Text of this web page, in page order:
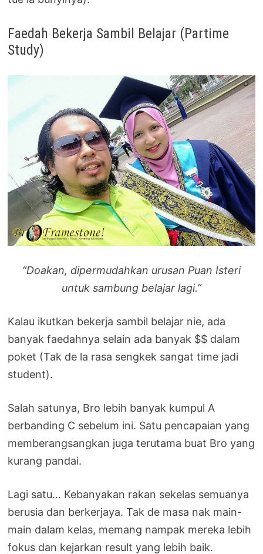
Faedah Bekerja Sambil Belajar (Partime
Study)
“Doakan, dipermudahkan urusan Puan Isteri
untuk sambung belajar lagi.”
Kalau ikutkan bekerja sambil belajar nie, ada
banyak faedahnya selain ada banyak $$ dalam
poket (Tak de la rasa sengkek sangat time jadi
student).
Salah satunya, Bro lebih banyak kumpul A
berbanding C sebelum ini. Satu pencapaian yang
memberangsangkan juga terutama buat Bro yang
kurang pandai.
Lagi satu… Kebanyakan rakan sekelas semuanya
berusia dan berkerjaya. Tak de masa nak main-
main dalam kelas, memang nampak mereka lebih
fokus dan kejarkan result yang lebih baik.